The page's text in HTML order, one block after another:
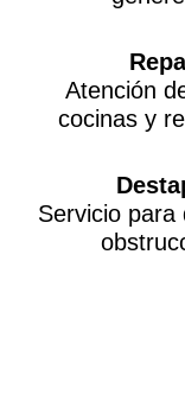
Atención
cocinas y
Servicio para